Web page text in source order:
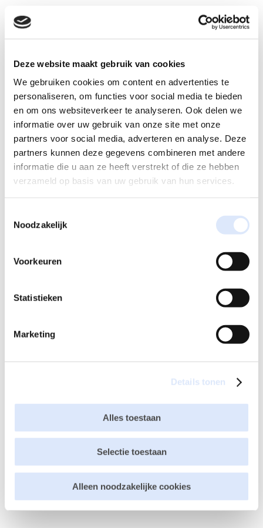
Deze website maakt gebruik van cookies
We gebruiken cookies om content en advertenties te
personaliseren, om functies voor social media te bieden
en om ons websiteverkeer te analyseren. Ook delen we
informatie over uw gebruik van onze site met onze
partners voor social media, adverteren en analyse. Deze
partners kunnen deze gegevens combineren met andere
informatie die u aan ze heeft verstrekt of die ze hebben
verzameld op basis van uw gebruik van hun services.
Noodzakelijk
Voorkeuren
Statistieken
Marketing
Details tonen
Alles toestaan
Selectie toestaan
Alleen noodzakelijke cookies
Reactie verzenden
Mijn naam, e-mail en site opslaan in deze browser